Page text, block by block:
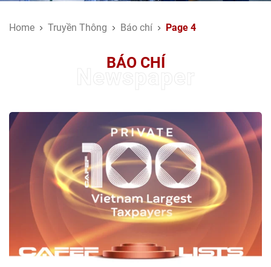
Home Truyền Thông Báo chí Page 4
BÁO CHÍ
Newspaper